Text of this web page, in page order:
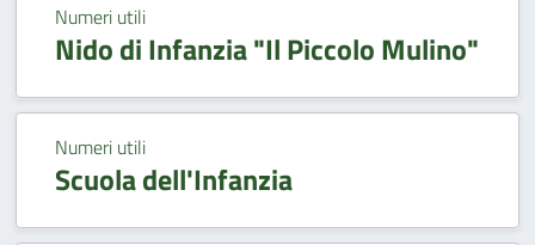
Numeri utili
Nido di Infanzia "Il Piccolo Mulino"
Numeri utili
Scuola dell'Infanzia